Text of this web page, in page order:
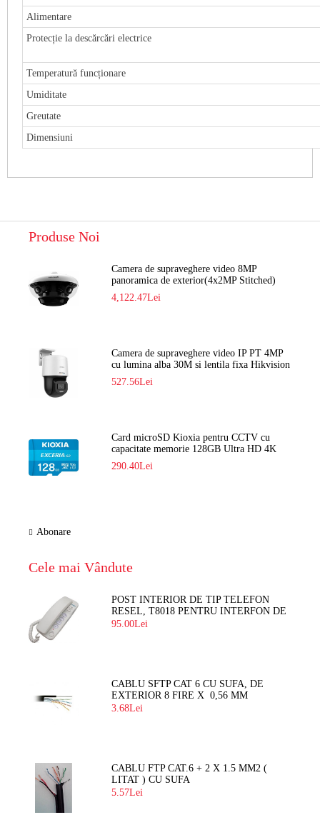
Alimentare
Protecție la descărcări electrice
Temperatură funcționare
Umiditate
Greutate
Dimensiuni
Produse Noi
Camera de supraveghere video 8MP
panoramica de exterior(4x2MP Stitched)
Navaio NGC-7482PR
4,122.47Lei
Camera de supraveghere video IP PT 4MP
cu lumina alba 30M si lentila fixa Hikvision
DS-2DE2C400SCG-E F1
527.56Lei
Card microSD Kioxia pentru CCTV cu
capacitate memorie 128GB Ultra HD 4K
LMEX2L128GG2
290.40Lei
Abonare
Cele mai Vândute
POST INTERIOR DE TIP TELEFON
RESEL, T8018 PENTRU INTERFON DE
BLOC
95.00Lei
CABLU SFTP CAT 6 CU SUFA, DE
EXTERIOR 8 FIRE X 0,56 MM
3.68Lei
CABLU FTP CAT.6 + 2 X 1.5 MM2 (
LITAT ) CU SUFA
5.57Lei